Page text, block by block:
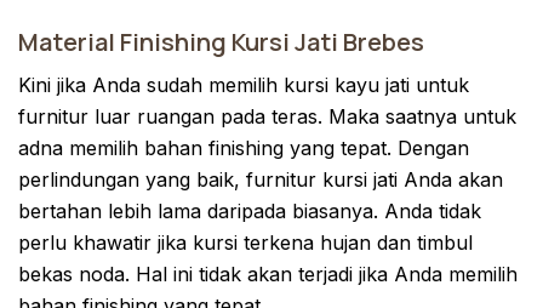
Material Finishing Kursi Jati Brebes
Kini jika Anda sudah memilih kursi kayu jati untuk
furnitur luar ruangan pada teras. Maka saatnya untuk
adna memilih bahan finishing yang tepat. Dengan
perlindungan yang baik, furnitur kursi jati Anda akan
bertahan lebih lama daripada biasanya. Anda tidak
perlu khawatir jika kursi terkena hujan dan timbul
bekas noda. Hal ini tidak akan terjadi jika Anda memilih